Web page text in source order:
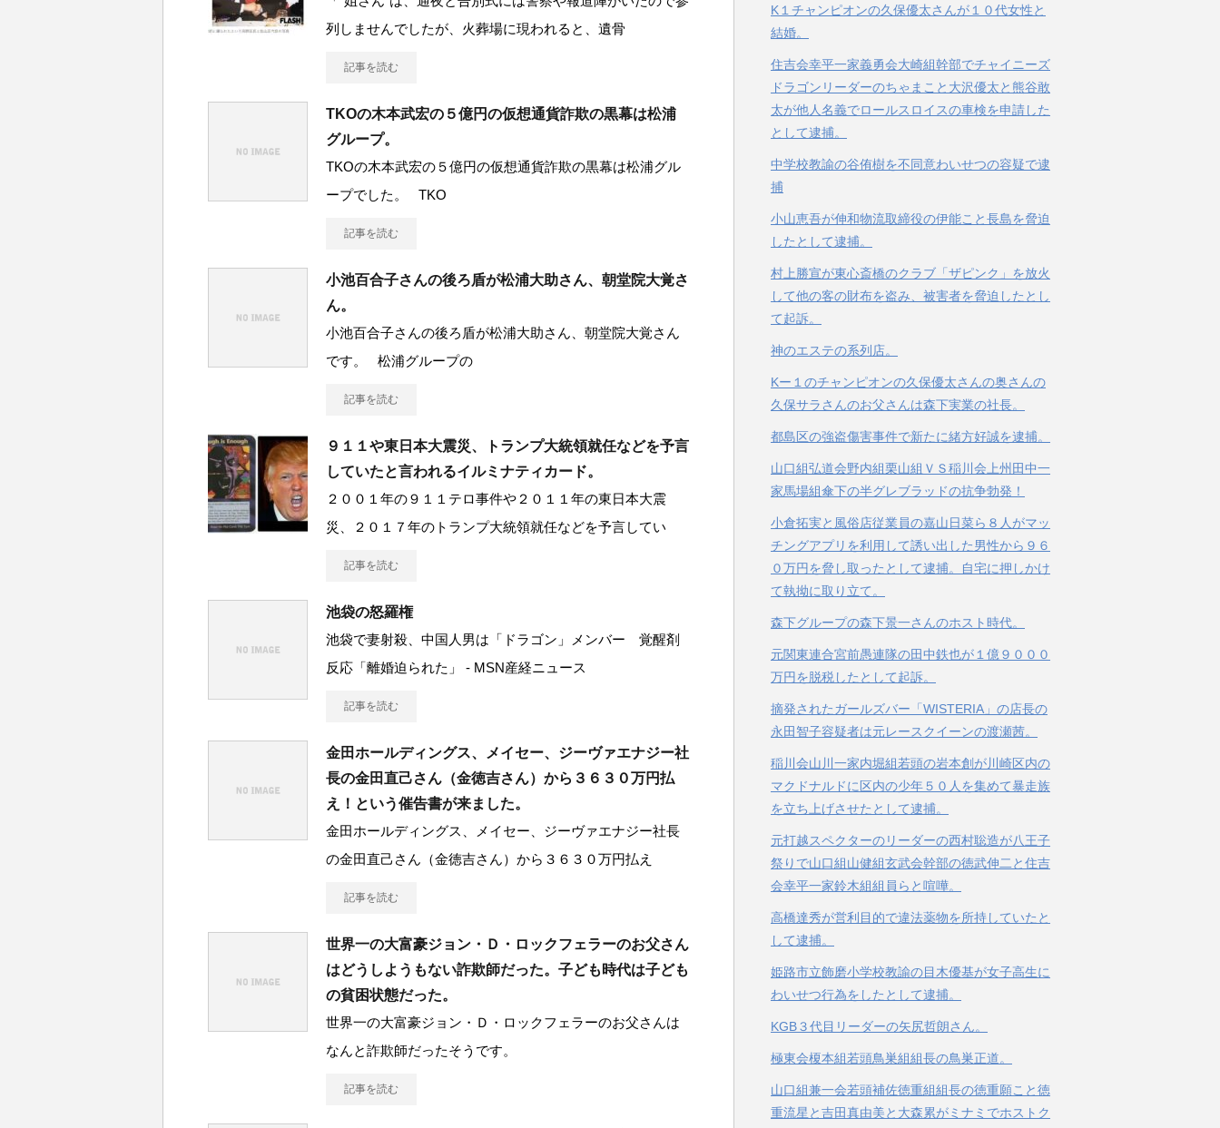
列しませんでしたが、火葬場に現われると、遺骨
記事を読む
TKOの木本武宏の５億円の仮想通貨詐欺の黒幕は松浦
グループ。
TKOの木本武宏の５億円の仮想通貨詐欺の黒幕は松浦グル
ープでした。 TKO
記事を読む
小池百合子さんの後ろ盾が松浦大助さん、朝堂院大覚さ
ん。
小池百合子さんの後ろ盾が松浦大助さん、朝堂院大覚さん
です。 松浦グループの
記事を読む
９１１や東日本大震災、トランプ大統領就任などを予言
していたと言われるイルミナティカード。
２００１年の９１１テロ事件や２０１１年の東日本大震
災、２０１７年のトランプ大統領就任などを予言してい
記事を読む
池袋の怒羅権
池袋で妻射殺、中国人男は「ドラゴン」メンバー 覚醒剤
反応「離婚迫られた」 - MSN産経ニュース
記事を読む
金田ホールディングス、メイセー、ジーヴァエナジー社
長の金田直己さん（金徳吉さん）から３６３０万円払
え！という催告書が来ました。
金田ホールディングス、メイセー、ジーヴァエナジー社長
の金田直己さん（金徳吉さん）から３６３０万円払え
記事を読む
世界一の大富豪ジョン・Ｄ・ロックフェラーのお父さん
はどうしようもない詐欺師だった。子ども時代は子ども
の貧困状態だった。
世界一の大富豪ジョン・Ｄ・ロックフェラーのお父さんは
なんと詐欺師だったそうです。
記事を読む
K１チャンピオンの久保優太さんが１０代女性と
結婚。
住吉会幸平一家義勇会大崎組幹部でチャイニーズ
ドラゴンリーダーのちゃまこと大沢優太と熊谷敢
太が他人名義でロールスロイスの車検を申請した
として逮捕。
中学校教諭の谷侑樹を不同意わいせつの容疑で逮
捕
小山恵吾が伸和物流取締役の伊能こと長島を脅迫
したとして逮捕。
村上勝宣が東心斎橋のクラブ「ザピンク」を放火
して他の客の財布を盗み、被害者を脅迫したとし
て起訴。
神のエステの系列店。
Kー１のチャンピオンの久保優太さんの奥さんの
久保サラさんのお父さんは森下実業の社長。
都島区の強盗傷害事件で新たに緒方好誠を逮捕。
山口組弘道会野内組栗山組ＶＳ稲川会上州田中一
家馬場組傘下の半グレブラッドの抗争勃発！
小倉拓実と風俗店従業員の嘉山日菜ら８人がマッ
チングアプリを利用して誘い出した男性から９６
０万円を脅し取ったとして逮捕。自宅に押しかけ
て執拗に取り立て。
森下グループの森下景一さんのホスト時代。
元関東連合宮前愚連隊の田中鉄也が１億９０００
万円を脱税したとして起訴。
摘発されたガールズバー「WISTERIA」の店長の
永田智子容疑者は元レースクイーンの渡瀬茜。
稲川会山川一家内堀組若頭の岩本創が川崎区内の
マクドナルドに区内の少年５０人を集めて暴走族
を立ち上げさせたとして逮捕。
元打越スペクターのリーダーの西村聡造が八王子
祭りで山口組山健組玄武会幹部の徳武伸二と住吉
会幸平一家鈴木組組員らと喧嘩。
高橋達秀が営利目的で違法薬物を所持していたと
して逮捕。
姫路市立飾磨小学校教諭の目木優基が女子高生に
わいせつ行為をしたとして逮捕。
KGB３代目リーダーの矢尻哲朗さん。
極東会榎本組若頭鳥巣組組長の鳥巣正道。
山口組兼一会若頭補佐徳重組組長の徳重願こと徳
重流星と吉田真由美と大森累がミナミでホストク